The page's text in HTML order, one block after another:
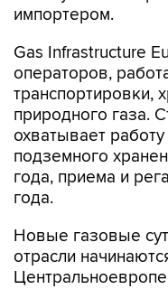
импортером.
Gas Infrastructure
операторов,
транспортировки,
природного газа.
охватывает
подземного
года, приема и
года.
Новые газовые
отрасли